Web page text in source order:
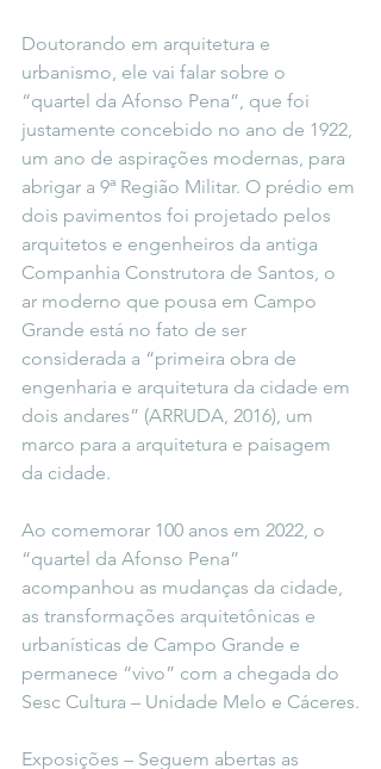
Doutorando em arquitetura e
urbanismo, ele vai falar sobre o
“quartel da Afonso Pena”, que foi
justamente concebido no ano de 1922,
um ano de aspirações modernas, para
abrigar a 9ª Região Militar. O prédio em
dois pavimentos foi projetado pelos
arquitetos e engenheiros da antiga
Companhia Construtora de Santos, o
ar moderno que pousa em Campo
Grande está no fato de ser
considerada a “primeira obra de
engenharia e arquitetura da cidade em
dois andares” (ARRUDA, 2016), um
marco para a arquitetura e paisagem
da cidade.
Ao comemorar 100 anos em 2022, o
“quartel da Afonso Pena”
acompanhou as mudanças da cidade,
as transformações arquitetônicas e
urbanísticas de Campo Grande e
permanece “vivo” com a chegada do
Sesc Cultura – Unidade Melo e Cáceres.
Exposições – Seguem abertas as